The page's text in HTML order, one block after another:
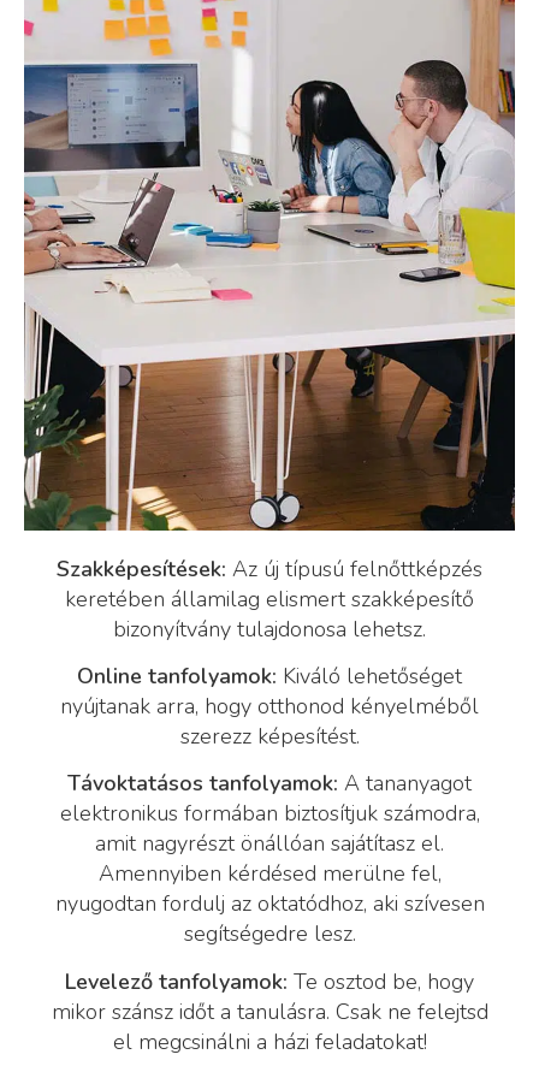
Szakképesítések: Az új típusú felnőttképzés
keretében államilag elismert szakképesítő
bizonyítvány tulajdonosa lehetsz.
Online tanfolyamok: Kiváló lehetőséget
nyújtanak arra, hogy otthonod kényelméből
szerezz képesítést.
Távoktatásos tanfolyamok: A tananyagot
elektronikus formában biztosítjuk számodra,
amit nagyrészt önállóan sajátítasz el.
Amennyiben kérdésed merülne fel,
nyugodtan fordulj az oktatódhoz, aki szívesen
segítségedre lesz.
Levelező tanfolyamok: Te osztod be, hogy
mikor szánsz időt a tanulásra. Csak ne felejtsd
el megcsinálni a házi feladatokat!